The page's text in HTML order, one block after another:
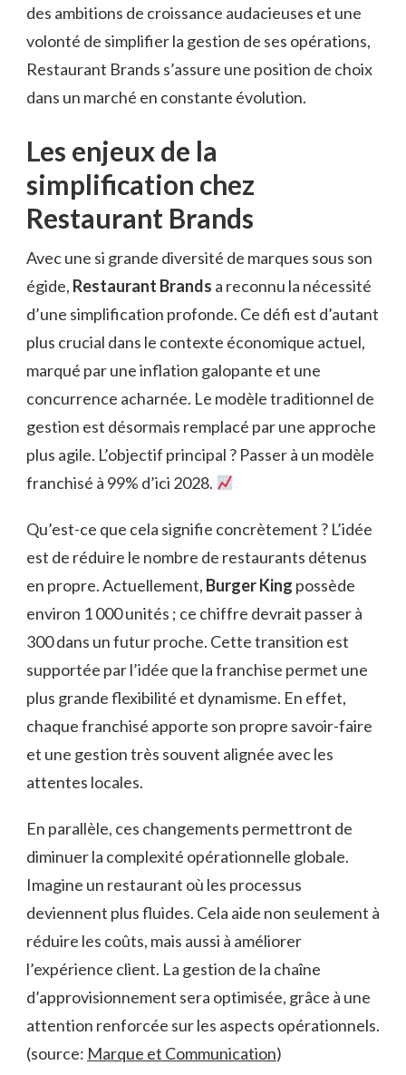
des ambitions de croissance audacieuses et une
volonté de simplifier la gestion de ses opérations,
Restaurant Brands s’assure une position de choix
dans un marché en constante évolution.
Les enjeux de la
simplification chez
Restaurant Brands
Avec une si grande diversité de marques sous son
égide, Restaurant Brands a reconnu la nécessité
d’une simplification profonde. Ce défi est d’autant
plus crucial dans le contexte économique actuel,
marqué par une inflation galopante et une
concurrence acharnée. Le modèle traditionnel de
gestion est désormais remplacé par une approche
plus agile. L’objectif principal ? Passer à un modèle
franchisé à 99% d’ici 2028.
Qu’est-ce que cela signifie concrètement ? L’idée
est de réduire le nombre de restaurants détenus
en propre. Actuellement, Burger King possède
environ 1 000 unités ; ce chiffre devrait passer à
300 dans un futur proche. Cette transition est
supportée par l’idée que la franchise permet une
plus grande flexibilité et dynamisme. En effet,
chaque franchisé apporte son propre savoir-faire
et une gestion très souvent alignée avec les
attentes locales.
En parallèle, ces changements permettront de
diminuer la complexité opérationnelle globale.
Imagine un restaurant où les processus
deviennent plus fluides. Cela aide non seulement à
réduire les coûts, mais aussi à améliorer
l’expérience client. La gestion de la chaîne
d’approvisionnement sera optimisée, grâce à une
attention renforcée sur les aspects opérationnels.
(source: Marque et Communication)